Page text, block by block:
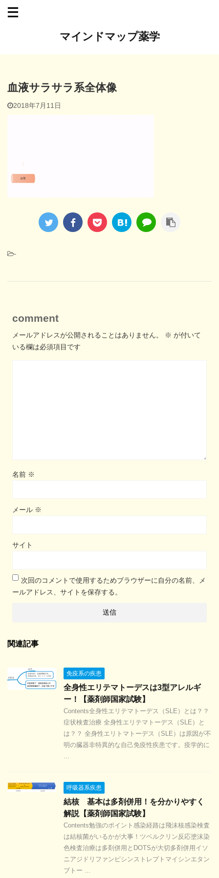
マインドマップ薬学
血液サラサラ系全体像
2018年7月11日
-
comment
メールアドレスが公開されることはありません。 ※ が付いて
いる欄は必須項目です
名前 ※
メール ※
サイト
次回のコメントで使用するためブラウザーに自分の名前、メ
ールアドレス、サイトを保存する。
関連記事
免疫系の疾患
全身性エリテマトーデスは3型アレルギ
ー！【薬剤師国家試験】
Contents全身性エリテマトーデス（SLE）とは？？
症状検査治療 全身性エリテマトーデス（SLE）と
は？？ 全身性エリトマトーデス（SLE）は原因が不
明の臓器非特異的な自己免疫性疾患です。疫学的に
...
呼吸器系疾患
結核 基本は多剤併用！を分かりやすく
解説【薬剤師国家試験】
Contents勉強のポイント感染経路は飛沫核感染検査
は結核菌がいるかが大事！ツベルクリン反応塗沫染
色検査治療は多剤併用とDOTSが大切多剤併用イソ
ニアジドリファンピシンストレプトマイシンエタン
ブトー ...